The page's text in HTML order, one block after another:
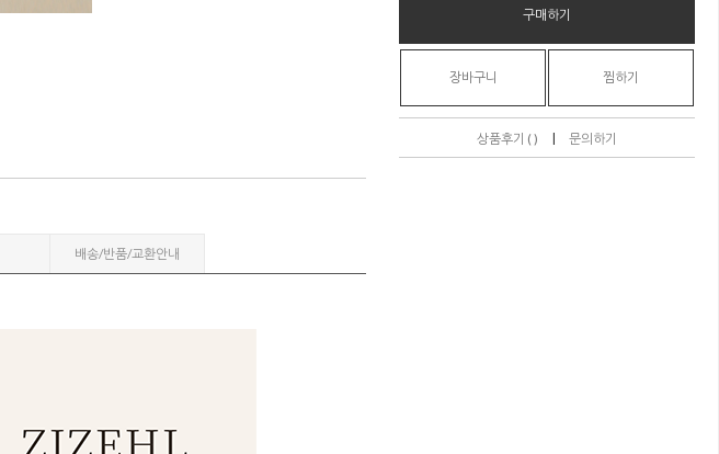
배송/반품/교환안내
구매하기
장바구니 찜하기
상품후기 ( ) | 문의하기